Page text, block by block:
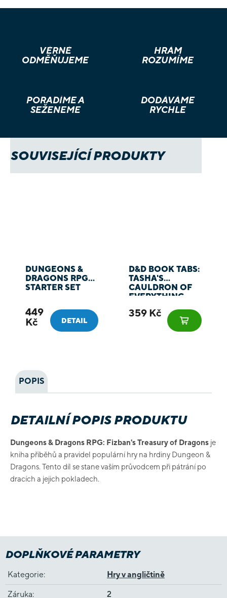
VĚRNÉ
ODMĚŇUJEME
HRÁM
ROZUMÍME
PORADÍME A
SEŽENEME
DODÁVÁME
RYCHLE
SOUVISEJÍCÍ PRODUKTY
DUNGEONS &
DRAGONS RPG
STARTER SET
449
Kč
DETAIL
D&D BOOK TABS:
TASHA'S
CAULDRON OF
EVERYTHING -
KNIHY
359 Kč
POPIS
DETAILNÍ POPIS PRODUKTU
Dungeons & Dragons RPG: Fizban's Treasury of Dragons je
kniha příběhů a pravidel populární hry na hrdiny Dungeon &
Dragons. Tento díl se stane vaším průvodcem při pátrání po
dracích a jejich pokladech.
DOPLŇKOVÉ PARAMETRY
Kategorie: Hry v angličtině
Záruka: 2